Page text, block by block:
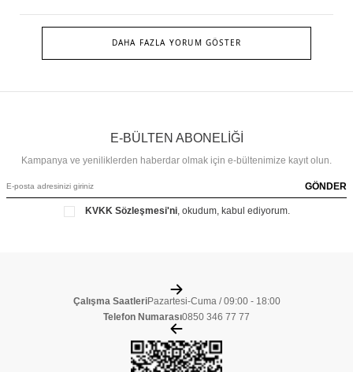
DAHA FAZLA YORUM GÖSTER
E-BÜLTEN ABONELİĞİ
Kampanya ve yeniliklerden haberdar olmak için e-bültenimize kayıt olun.
GÖNDER
KVKK Sözleşmesi'ni, okudum, kabul ediyorum.
Çalışma SaatleriPazartesi-Cuma / 09:00 - 18:00
Telefon Numarası0850 346 77 77